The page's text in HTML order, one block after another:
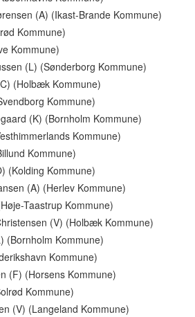
(A) (Ikast-Brande Kommune)
Kommune)
Kommune)
(L) (Sønderborg Kommune)
(Holbæk Kommune)
Kommune)
(K) (Bornholm Kommune)
Kommune)
Kommune)
(Kolding Kommune)
(A) (Herlev Kommune)
Taastrup Kommune)
(V) (Holbæk Kommune)
(Bornholm Kommune)
Kommune)
(F) (Horsens Kommune)
Kommune)
(V) (Langeland Kommune)